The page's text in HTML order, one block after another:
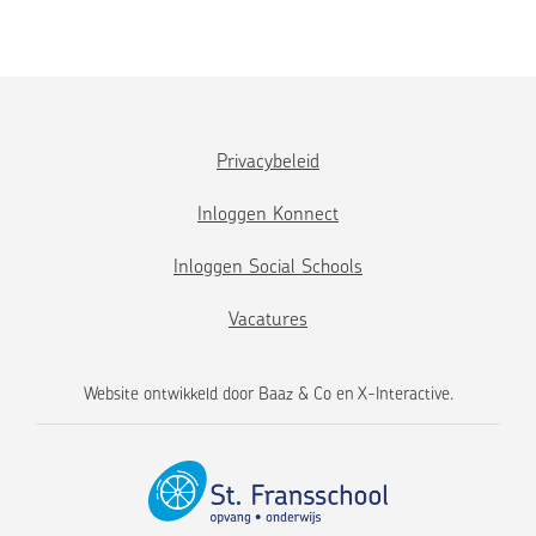
Privacybeleid
Inloggen Konnect
Inloggen Social Schools
Vacatures
Website ontwikkeld door Baaz & Coen X-Interactive.